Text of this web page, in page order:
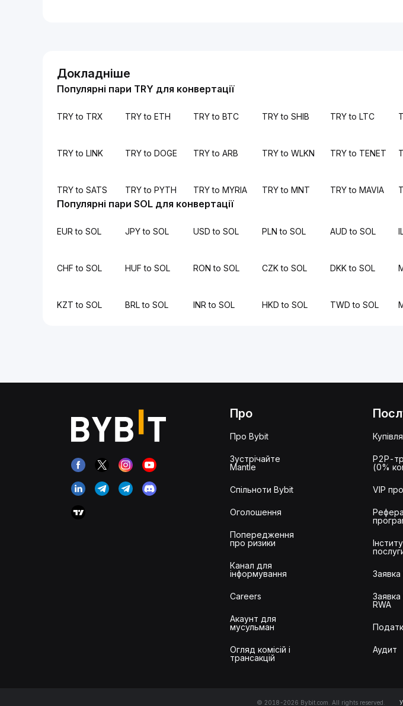
Докладніше
Популярні пари TRY для конвертації
TRY to TRX TRY to ETH TRY to BTC TRY to SHIB TRY to LTC
TRY to LINK TRY to DOGE TRY to ARB TRY to WLKN TRY to TENET
TRY to SATS TRY to PYTH TRY to MYRIA TRY to MNT TRY to MAVIA
Популярні пари SOL для конвертації
EUR to SOL JPY to SOL USD to SOL PLN to SOL AUD to SOL
CHF to SOL HUF to SOL RON to SOL CZK to SOL DKK to SOL
KZT to SOL BRL to SOL INR to SOL HKD to SOL TWD to SOL
Про
Про Bybit
Зустрічайте
Mantle
Спільноти Bybit
Оголошення
Попередження
про ризики
Канал для
інформування
Careers
Акаунт для
мусульман
Огляд комісій і
трансакцій
P2P-
(0%
VIP
Заявка
RWA
Аудит
© 2018-2026 Bybit.com. All rights reserved.